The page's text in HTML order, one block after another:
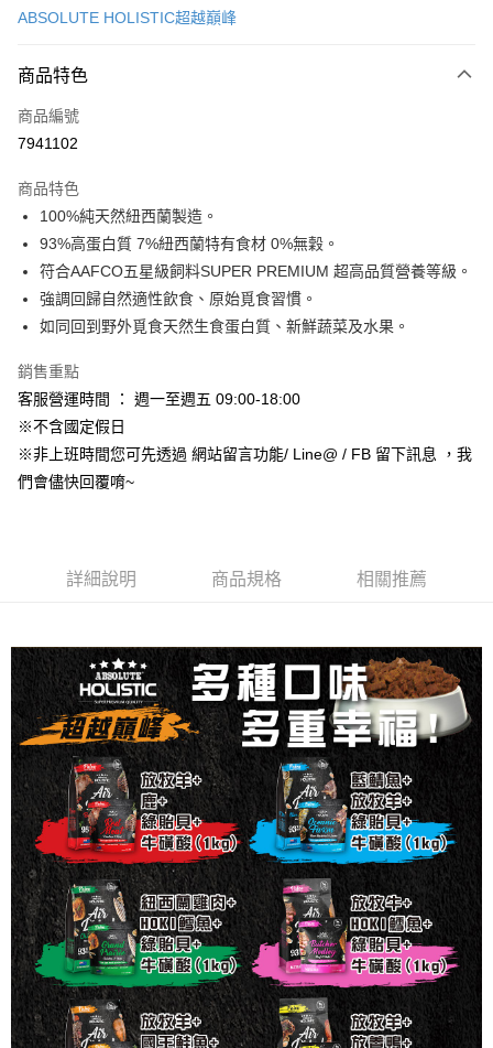
3 期 0 利率 每期
合作金庫商業銀行
上海商業儲蓄銀行
臺灣中小企業銀行
匯豐（台灣）商業銀行
聯邦商業銀行
遠東國際商業銀行
元大商業銀行
永豐商業銀行
玉山商業銀行
星展（台灣）商業銀行
台灣樂天信用卡公司
超商取貨付款
LINE Pay
Apple Pay
街口支付
悠遊付
Google Pay
相關說明
【關於「AFTEE先享後付」】
AFTEE先享後付是「在收到商品之後才付款」的支付方式。 讓您購物簡單
便利好安心！
２．便利：只要手機號碼，簡訊認證，即可結帳。
１．於結帳方式選擇「AFTEE先享後付」後，將跳轉至「AFTEE先享後付」
結帳頁面，進行簡訊認證並確認金額後，即可完成結帳。
ATM／網路銀行／等多元方式進行付款，方視為交易完成。
※ 請注意：結帳手續完成當下不需立刻繳費，但若您需要取消訂單，請聯絡
購買商品的店家。未經商家同意取消之訂單仍視為有效，需透過AFTEE先享
後付繳納相關費用。
※ 交易是否成功請以「AFTEE先享後付 」之結帳頁面顯示為準，若有關於
是否繳費成功／繳費後需取消欲退款等相關疑問，請聯繫「AFTEE先享後付
客戶支援中心」https://netprotections.freshdesk.com/support/home
【注意事項】
１．透過由恩沛科技股份有限公司提供之「AFTEE先享後付」服務完成之交
易，需依本服務之必要範圍內提供個人資料，並將交易相關給付款項請求債
權轉讓予恩沛科技股份有限公司。
２．關於個人資料處理事宜，請瀏覽以下網址：
https://aftee.tw/terms/#terms3
３．未成年的使用者請事先徵得法定代理人或監護人之同意方可使用
「AFTEE先享後付」，若未經同意申辦者引起之損失，本公司不負相關責
任。
４．使用「AFTEE先享後付」時，將依據個別帳號之用戶狀況，依本公司即
時審查核予不同之上限額度；若仍有額度不足之情形，本公司將視審查結果
請求用戶進行身份認證。
５．嚴禁一人註冊多個帳號或使用他人資訊註冊。若發現惡意使用之情形，
ATM付款
運送方式
付款後全家取貨_限重5KG
萊爾富取貨付款_限重10KG
每筆NT$60，滿NT$999(含以上)免運費
付款後萊爾富取貨_限重10KG
每筆NT$60，滿NT$999(含以上)免運費
7-11取貨付款_限重10KG
每筆NT$60，滿NT$999(含以上)免運費
付款後7-11取貨_限重10KG
每筆NT$60，滿NT$999(含以上)免運費
宅配
每筆NT$120，滿NT$999(含以上)免運費
中壢限定｜毛速配 14:00前下單當日到！🐶
每筆NT$120，滿NT$999(含以上)免運費
ABSOLUTE HOLISTIC超越巔峰
商品特色
商品編號
7941102
商品特色
100%純天然紐西蘭製造。
93%高蛋白質 7%紐西蘭特有食材 0%無穀。
符合AAFCO五星級飼料SUPER PREMIUM 超高品質營養等級。
強調回歸自然適性飲食、原始覓食習慣。
如同回到野外覓食天然生食蛋白質、新鮮蔬菜及水果。
銷售重點
客服營運時間 ： 週一至週五 09:00-18:00
※不含國定假日
※非上班時間您可先透過 網站留言功能/ Line@ / FB 留下訊息 ，我
們會儘快回覆唷~
詳細說明 商品規格 相關推薦